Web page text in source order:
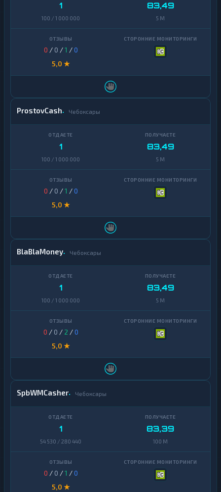
1
100 / 1 000 000
83,49
5 M
0 / 0 /1 /0
5,0 ★
ProstovCash Чебоксары
1
100 / 1 000 000
83,49
5 M
0 / 0 /1 /0
5,0 ★
BlaBlaMoney Чебоксары
1
100 / 1 000 000
83,49
5 M
0 / 0 / 2 /0
5,0 ★
SpbWMCasher Чебоксары
1
54 530 / 280 440
83,39
100 M
0 / 0 /1 /0
5,0 ★